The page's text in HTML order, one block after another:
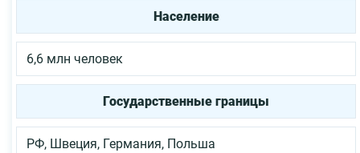
Население
6,6 млн человек
Государственные границы
РФ, Швеция, Германия, Польша